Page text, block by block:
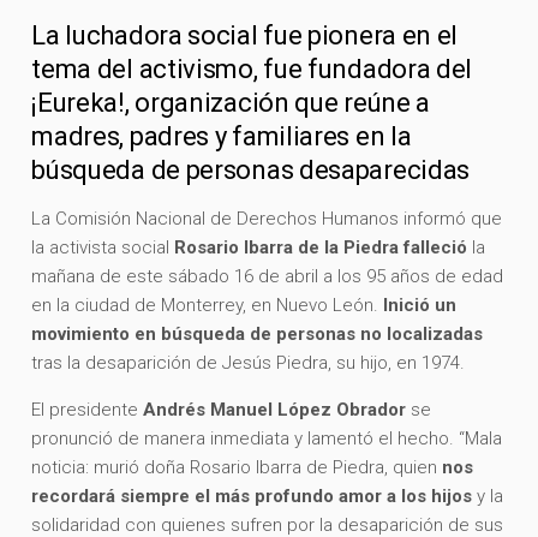
La luchadora social fue pionera en el
tema del activismo, fue fundadora del
¡Eureka!, organización que reúne a
madres, padres y familiares en la
búsqueda de personas desaparecidas
La Comisión Nacional de Derechos Humanos informó que
la activista social Rosario Ibarra de la Piedra falleció la
mañana de este sábado 16 de abril a los 95 años de edad
en la ciudad de Monterrey, en Nuevo León. Inició un
movimiento en búsqueda de personas no localizadas
tras la desaparición de Jesús Piedra, su hijo, en 1974.
El presidenteAndrés Manuel López Obrador se
pronunció de manera inmediata y lamentó el hecho. “Mala
noticia: murió doña Rosario Ibarra de Piedra, quien nos
recordará siempre el más profundo amor a los hijos y la
solidaridad con quienes sufren por la desaparición de sus